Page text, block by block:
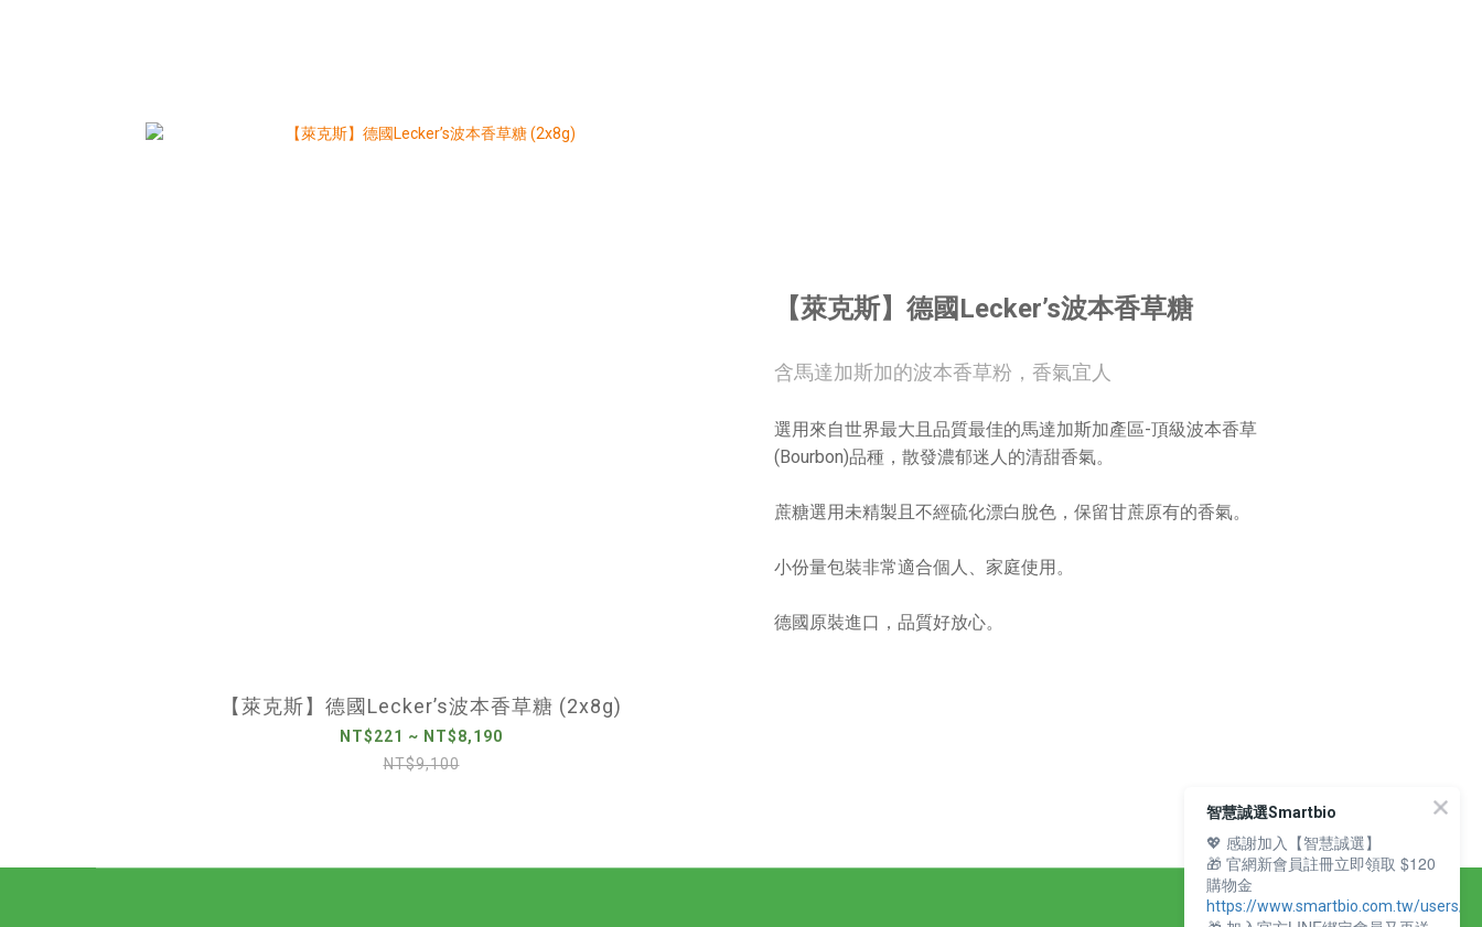
【萊克斯】德國Lecker’s波本香草糖 (2x8g)
NT$221 ~ NT$8,190
NT$9,100
【萊克斯】德國Lecker’s波本香草糖
含馬達加斯加的波本香草粉，香氣宜人
選用來自世界最大且品質最佳的馬達加斯加產區-頂級波本香草
(Bourbon)品種，散發濃郁迷人的清甜香氣。
蔗糖選用未精製且不經硫化漂白脫色，保留甘蔗原有的香氣。
小份量包裝非常適合個人、家庭使用。
德國原裝進口，品質好放心。
智慧誠選Smartbio
💖 感謝加入【智慧誠選】
🎁 官網新會員註冊立即領取 $120
購物金
https://www.smartbio.com.tw/users/